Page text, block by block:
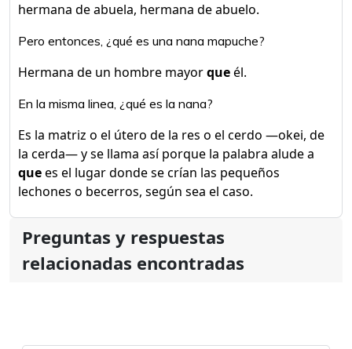
hermana de abuela, hermana de abuelo.
Pero entonces, ¿qué es una nana mapuche?
Hermana de un hombre mayorqueél.
En la misma linea, ¿qué es la nana?
Es la matriz o el útero de la res o el cerdo —okei, de
la cerda— y se llama así porque la palabra alude a
quees el lugar donde se crían las pequeños
lechones o becerros, según sea el caso.
Preguntas y respuestas
relacionadas encontradas